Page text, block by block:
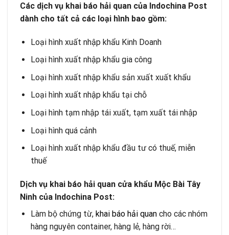
Các dịch vụ khai báo hải quan của Indochina Post
dành cho tất cả các loại hình bao gồm:
Loại hình xuất nhập khẩu Kinh Doanh
Loại hình xuất nhập khẩu gia công
Loại hình xuất nhập khẩu sản xuất xuất khẩu
Loại hình xuất nhập khẩu tại chỗ
Loại hình tạm nhập tái xuất, tạm xuất tái nhập
Loại hình quá cảnh
Loại hình xuất nhập khẩu đầu tư có thuế, miễn
thuế
Dịch vụ khai báo hải quan cửa khẩu Mộc Bài Tây
Ninh của Indochina Post:
Làm bộ chứng từ, khai báo hải quan cho các nhóm
hàng nguyên container, hàng lẻ, hàng rời…